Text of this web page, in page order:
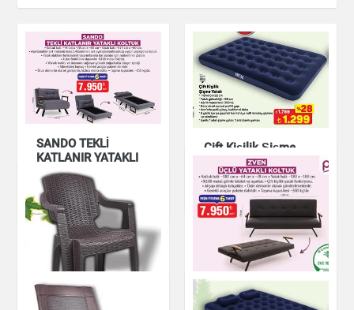
SANDO TEKLİ
KATLANIR YATAKLI
KOLTUK
Ev & Dekorasyon
Çift Kişilik Şişme
Ev & Dekorasyon
ZVEN ÜÇLÜ YATAKLI